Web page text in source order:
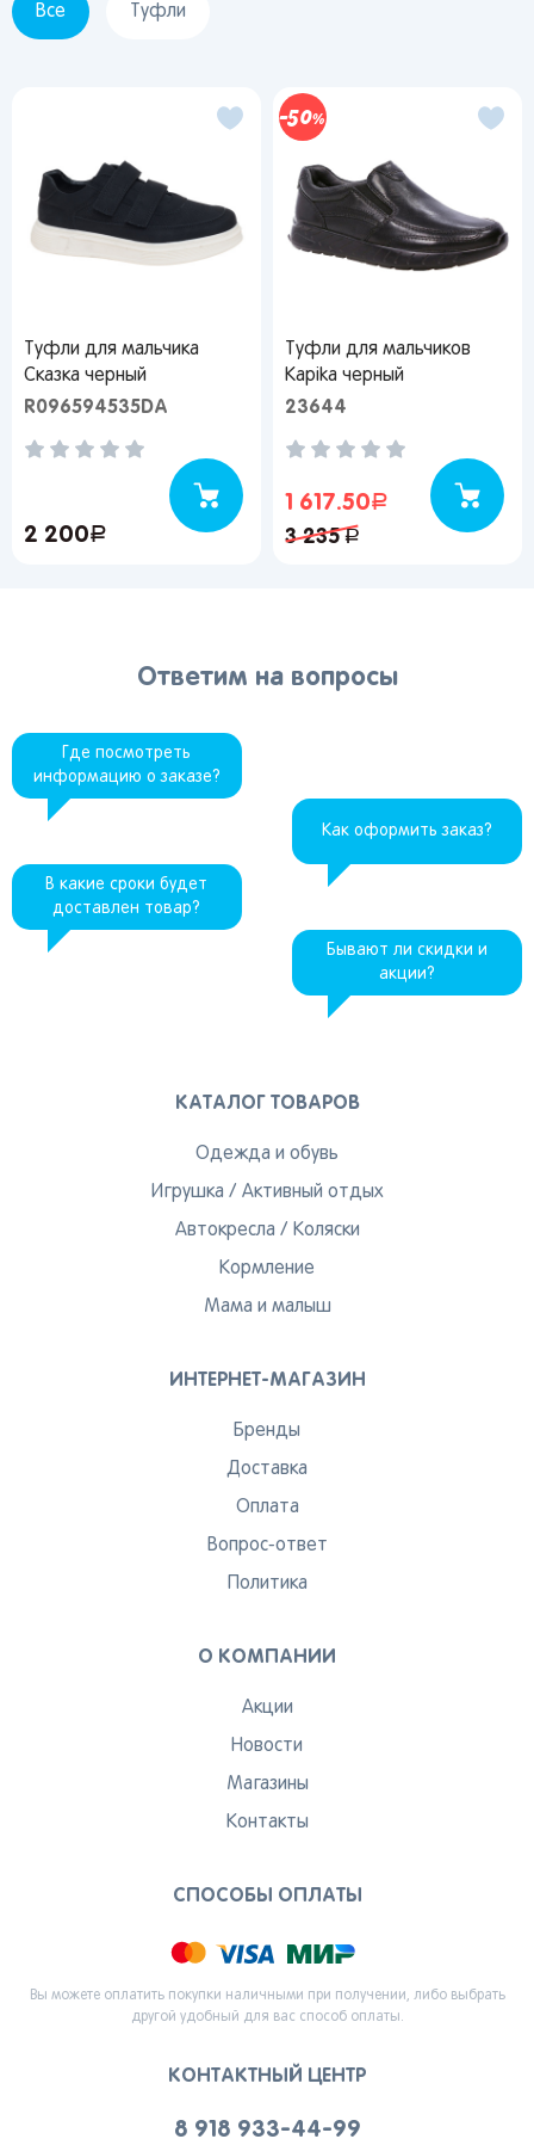
Все Туфли
Туфли для мальчика
Сказка черный
R096594535DA
2 200руб.
50
Туфли для мальчиков
Kapika черный
23644
1 617.50руб.
3 235руб.
Ответим на вопросы
Где посмотреть
информацию о заказе?
Как оформить заказ?
В какие сроки будет
доставлен товар?
Бывают ли скидки и
акции?
КАТАЛОГ ТОВАРОВ
Одежда и обувь
Игрушка / Активный отдых
Автокресла / Коляски
Кормление
Мама и малыш
ИНТЕРНЕТ-МАГАЗИН
Бренды
Доставка
Оплата
Вопрос-ответ
Политика
О КОМПАНИИ
Акции
Новости
Магазины
Контакты
СПОСОБЫ ОПЛАТЫ
Вы можете оплатить покупки наличными при получении, либо выбрать
другой удобный для вас способ оплаты.
КОНТАКТНЫЙ ЦЕНТР
8 918 933-44-99